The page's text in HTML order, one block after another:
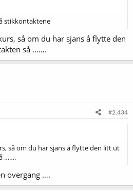
stikkontaktene
så om du har sjans å flytte den
så …….
#2.434
så om du har sjans å flytte den litt ut
…….
overgang ….